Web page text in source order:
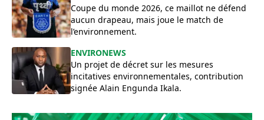
Coupe du monde 2026, ce maillot ne défend
aucun drapeau, mais joue le match de
l’environnement.
ENVIRONEWS
Un projet de décret sur les mesures
incitatives environnementales, contribution
signée Alain Engunda Ikala.